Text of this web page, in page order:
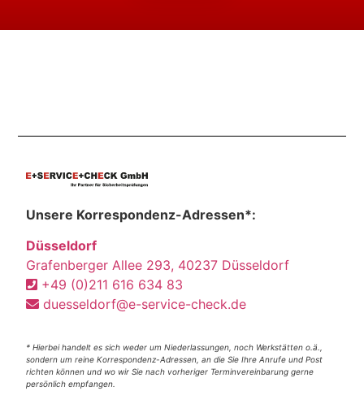
Unsere Korrespondenz-Adressen*:
Düsseldorf
Grafenberger Allee 293, 40237 Düsseldorf
+49 (0)211 616 634 83
duesseldorf@e-service-check.de
* Hierbei handelt es sich weder um Niederlassungen, noch Werkstätten o.ä.,
sondern um reine Korrespondenz-Adressen, an die Sie Ihre Anrufe und Post
richten können und wo wir Sie nach vorheriger Terminvereinbarung gerne
persönlich empfangen.